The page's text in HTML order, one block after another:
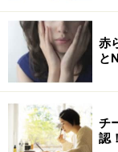
赤
と
チ
認！